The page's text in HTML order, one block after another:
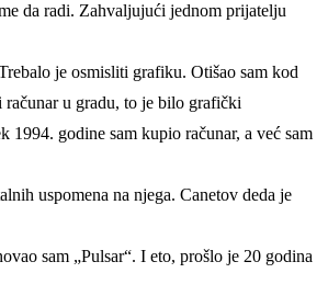
da radi. Zahvaljujući jednom prijatelju
je osmisliti grafiku. Otišao sam kod
računar u gradu, to je bilo grafički
godine sam kupio računar, a već sam
uspomena na njega. Canetov deda je
sam „Pulsar“. I eto, prošlo je 20 godina